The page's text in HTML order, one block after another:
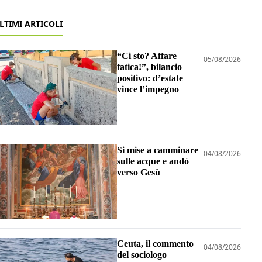
ARTICOLI
“Ci sto? Affare
fatica!”, bilancio
positivo: d’estate
vince l’impegno
05/08/2026
Si mise a camminare
sulle acque e andò
verso Gesù
04/08/2026
Ceuta, il commento
del sociologo
04/08/2026